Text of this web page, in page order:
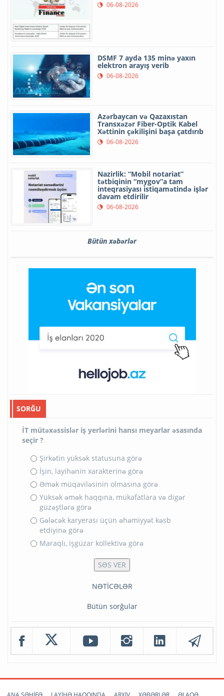
06-08-2026
DSMF 7 ayda 135 minə yaxın
elektron arayış verib
06-08-2026
Azərbaycan və Qazaxıstan
Transxəzər Fiber-Optik Kabel
Xəttinin çəkilişini başa çatdırıb
06-08-2026
Nazirlik: “Mobil notariat”
tətbiqinin “mygov”a tam
inteqrasiyası istiqamətində işlər
davam etdirilir
06-08-2026
Bütün xəbərlər
SORĞU
İT mütəxəssislər iş yerlərini hansı meyarlar əsasında
seçir ?
Şirkətin yüksək statusuna görə
İşin, layihənin xarakterinə görə
Əmək müqaviləsinin olmasına görə
Yüksək əmək haqqına, mükafatlara və digər
güzəştlərə görə
Gələcək karyerası üçün əhəmiyyət kəsb
etdiyinə görə
Maraqlı, işgüzar kollektivə görə
NƏTİCƏLƏR
Bütün sorğular